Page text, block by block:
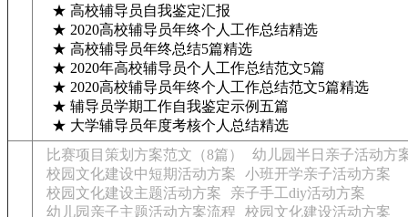
★ 高校辅导员自我鉴定汇报
★ 2020高校辅导员年终个人工作总结精选
★ 高校辅导员年终总结5篇精选
★ 2020年高校辅导员个人工作总结范文5篇
★ 2020高校辅导员年终个人工作总结范文5篇精选
★ 辅导员学期工作自我鉴定示例五篇
★ 大学辅导员年度考核个人总结精选
比赛项目策划方案范文（8篇）
幼儿园半日亲子活动方
校园文化建设中短期活动方案
小班开学亲子活动方案
校园文化建设主题活动方案
亲子手工diy活动方案
幼儿园亲子主题活动方案流程
校园文化建设活动方案